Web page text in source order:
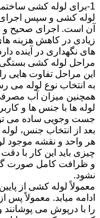
1-برای لوله کشی
لوله کشی و سپس
آن است. اجرای صحیح و
زیادی در کاهش هزینه
های نگهداری در آینده
مراحل لوله کشی بستگی
این مراحل تفاوت هایی را
به انتخاب نوع لوله می
همچنین میزان آب
لوله ها با جنس ها و
جست وجویی ساده می
بعد از انتخاب جنس،
هر واحد و نقشه موجود
چیزی باید این کار با
و ظرافت کامل صورت
نشود.
معمولاً لوله کشی از
ادامه میابد. معمولاً
را با درپوش می